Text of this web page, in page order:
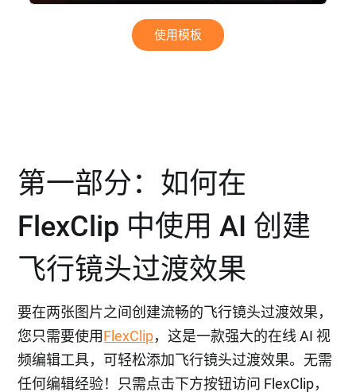
Collage Gallery Album Of Moments Slideshow
使用模板
第一部分：如何在
FlexClip 中使用 AI 创建
飞行镜头过渡效果
要在两张图片之间创建流畅的飞行镜头过渡效果，
您只需要使用FlexClip，这是一款强大的在线 AI 视
频编辑工具，可轻松添加飞行镜头过渡效果。无需
任何编辑经验！只需点击下方按钮访问 FlexClip，